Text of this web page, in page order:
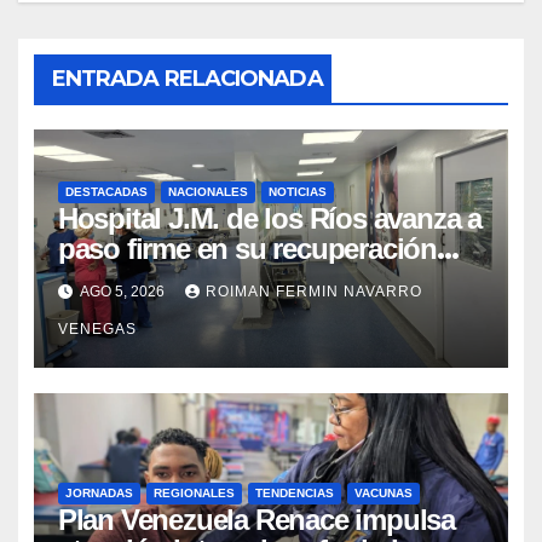
ENTRADA RELACIONADA
DESTACADAS NACIONALES NOTICIAS
Hospital J.M. de los Ríos avanza a
paso firme en su recuperación
tras los recientes eventos
sísmicos
AGO 5, 2026 ROIMAN FERMIN NAVARRO
VENEGAS
JORNADAS REGIONALES TENDENCIAS VACUNAS
​Plan Venezuela Renace impulsa